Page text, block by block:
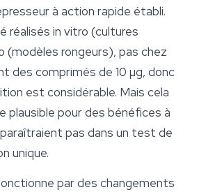
à action rapide établi.
réalisés in vitro (cultures
(modèles rongeurs), pas chez
des comprimés de 10 µg, donc
est considérable. Mais cela
plausible pour des bénéfices à
pas dans un test de
unique.
par des changements